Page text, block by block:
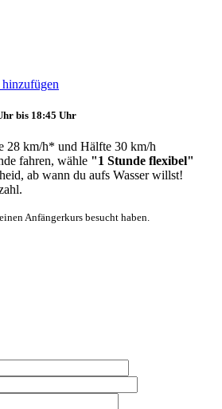
bis 18:45 Uhr
28 km/h* und Hälfte 30 km/h
fahren, wähle "1 Stunde flexibel"
ab wann du aufs Wasser willst!
Anfängerkurs besucht haben.